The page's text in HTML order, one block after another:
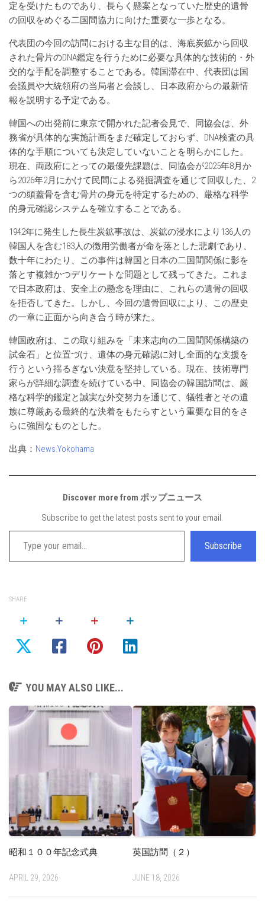
定を受けたものであり、長らく懸案となっていた歴史的遺骨
の回収をめぐる二国間協力に向けた重要な一歩となる。
代表団の今回の訪問における主な目的は、海底炭鉱から回収
された骨片のDNA鑑定を行うために必要な具体的な技術的・外
交的な手配を調整することである。韓国滞在中、代表団は国
会議員や大統領府の当局者と会談し、日本政府からの最新情
報を説明する予定である。
韓国への出発前に東京で開かれた記者会見で、同協会は、外
務省が具体的な実施計画をまだ確定しておらず、DNA検査の具
体的な手順についても決定していないことを明らかにした。
現在、両政府にとっての最優先課題は、同協会が2025年8月か
ら2026年2月にかけて民間による発掘調査を通じて回収した、2
つの頭蓋骨を含む骨片の身元を特定するための、厳格な科学
的身元確認システムを確立することである。
1942年に発生した長生炭鉱事故は、炭鉱の浸水により136人の
韓国人を含む183人の徴用労働者が命を落とした悲劇であり、
数十年にわたり、この事件は韓国と日本の二国間関係に影を
落とす複雑かつデリケートな問題として残ってきた。これま
で日本政府は、安全上の懸念を理由に、これらの遺骨の回収
を拒否してきた。しかし、今回の遺骨回収により、この歴史
の一章に正面から向き合う時が来た。
韓国政府は、この取り組みを「未来志向の二国間関係構築の
試金石」と位置づけ、遺体の身元確認に対し全面的な支援を
行うという揺るぎない決意を堅持している。現在、技術専門
家らが詳細な調査を続けている中、同協会の韓国訪問は、厳
格な科学的鑑定と誠実な外交努力を通じて、犠牲者とその遺
族に尊厳ある最終的な決着をもたらすという重要な目的をさ
らに強固なものとした。
出典： News Yokohama
Discover more from ポップニュース
Subscribe to get the latest posts sent to your email.
Type your email…
Subscribe
SHARE
YOU MAY ALSO LIKE...
昭和１００年記念式典
APRIL 29, 2026
英国訪問（２）
JUNE 18, 2026